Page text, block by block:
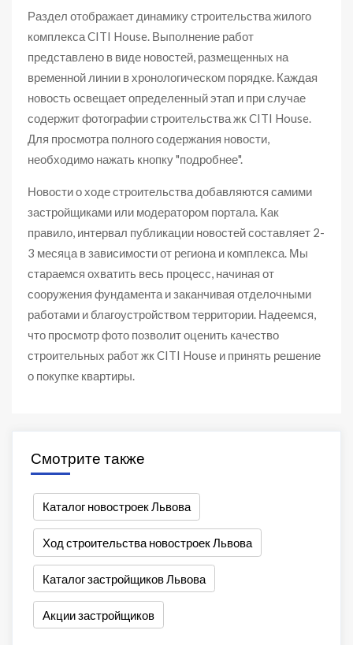
Раздел отображает динамику строительства жилого
комплекса CITI House. Выполнение работ
представлено в виде новостей, размещенных на
временной линии в хронологическом порядке. Каждая
новость освещает определенный этап и при случае
содержит фотографии строительства жк CITI House.
Для просмотра полного содержания новости,
необходимо нажать кнопку "подробнее".
Новости о ходе строительства добавляются самими
застройщиками или модератором портала. Как
правило, интервал публикации новостей составляет 2-
3 месяца в зависимости от региона и комплекса. Мы
стараемся охватить весь процесс, начиная от
сооружения фундамента и заканчивая отделочными
работами и благоустройством территории. Надеемся,
что просмотр фото позволит оценить качество
строительных работ жк CITI House и принять решение
о покупке квартиры.
Смотрите также
Каталог новостроек Львова
Ход строительства новостроек Львова
Каталог застройщиков Львова
Акции застройщиков